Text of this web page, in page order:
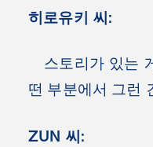
히로유키 씨:
스토리가 있는
떤 부분에서 그런
ZUN 씨: